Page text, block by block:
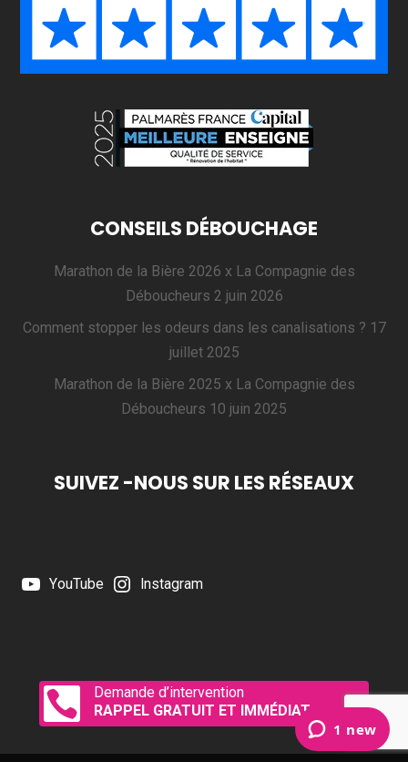
CONSEILS DÉBOUCHAGE
Marathon de la Bière 2026 x La Compagnie des
Déboucheurs 2 juin 2026
Comment stopper les odeurs dans les canalisations ? 17
juillet 2025
Marathon de la Bière 2025 x La Compagnie des
Déboucheurs 10 juin 2025
SUIVEZ -NOUS SUR LES RÉSEAUX
YouTube Instagram

Demande d’intervention
RAPPEL GRATUIT ET IMMÉDIAT